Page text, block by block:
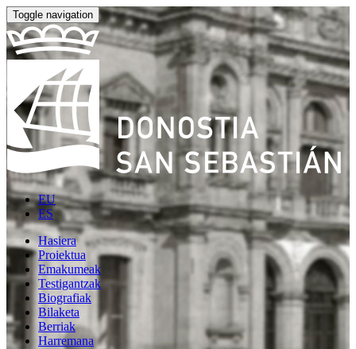
Toggle navigation
EU
ES
Hasiera
Proiektua
Emakumeak
Testigantzak
Biografiak
Bilaketa
Berriak
Harremana